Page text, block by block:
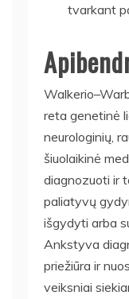
tvarkant
reta genetinė
neurologinių,
šiuolaikinė
diagnozuoti ir
paliatyvų
išgydyti arba
Ankstyva
priežiūra ir
veiksniai